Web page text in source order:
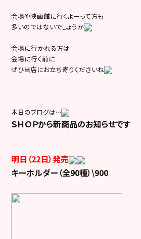
会場や映画館に行くよーって方も
多いのではないでしょうか
会場に行かれる方は
会場に行く前に
ぜひ当店にお立ち寄りくださいね
本日のブログは…
ＳＨＯＰから新商品のお知らせです
明日（22日）発売
キーホルダー（全90種）\900